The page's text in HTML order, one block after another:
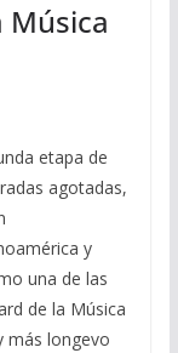
Música
etapa de
agotadas,
y
una de las
de la Música
más longevo